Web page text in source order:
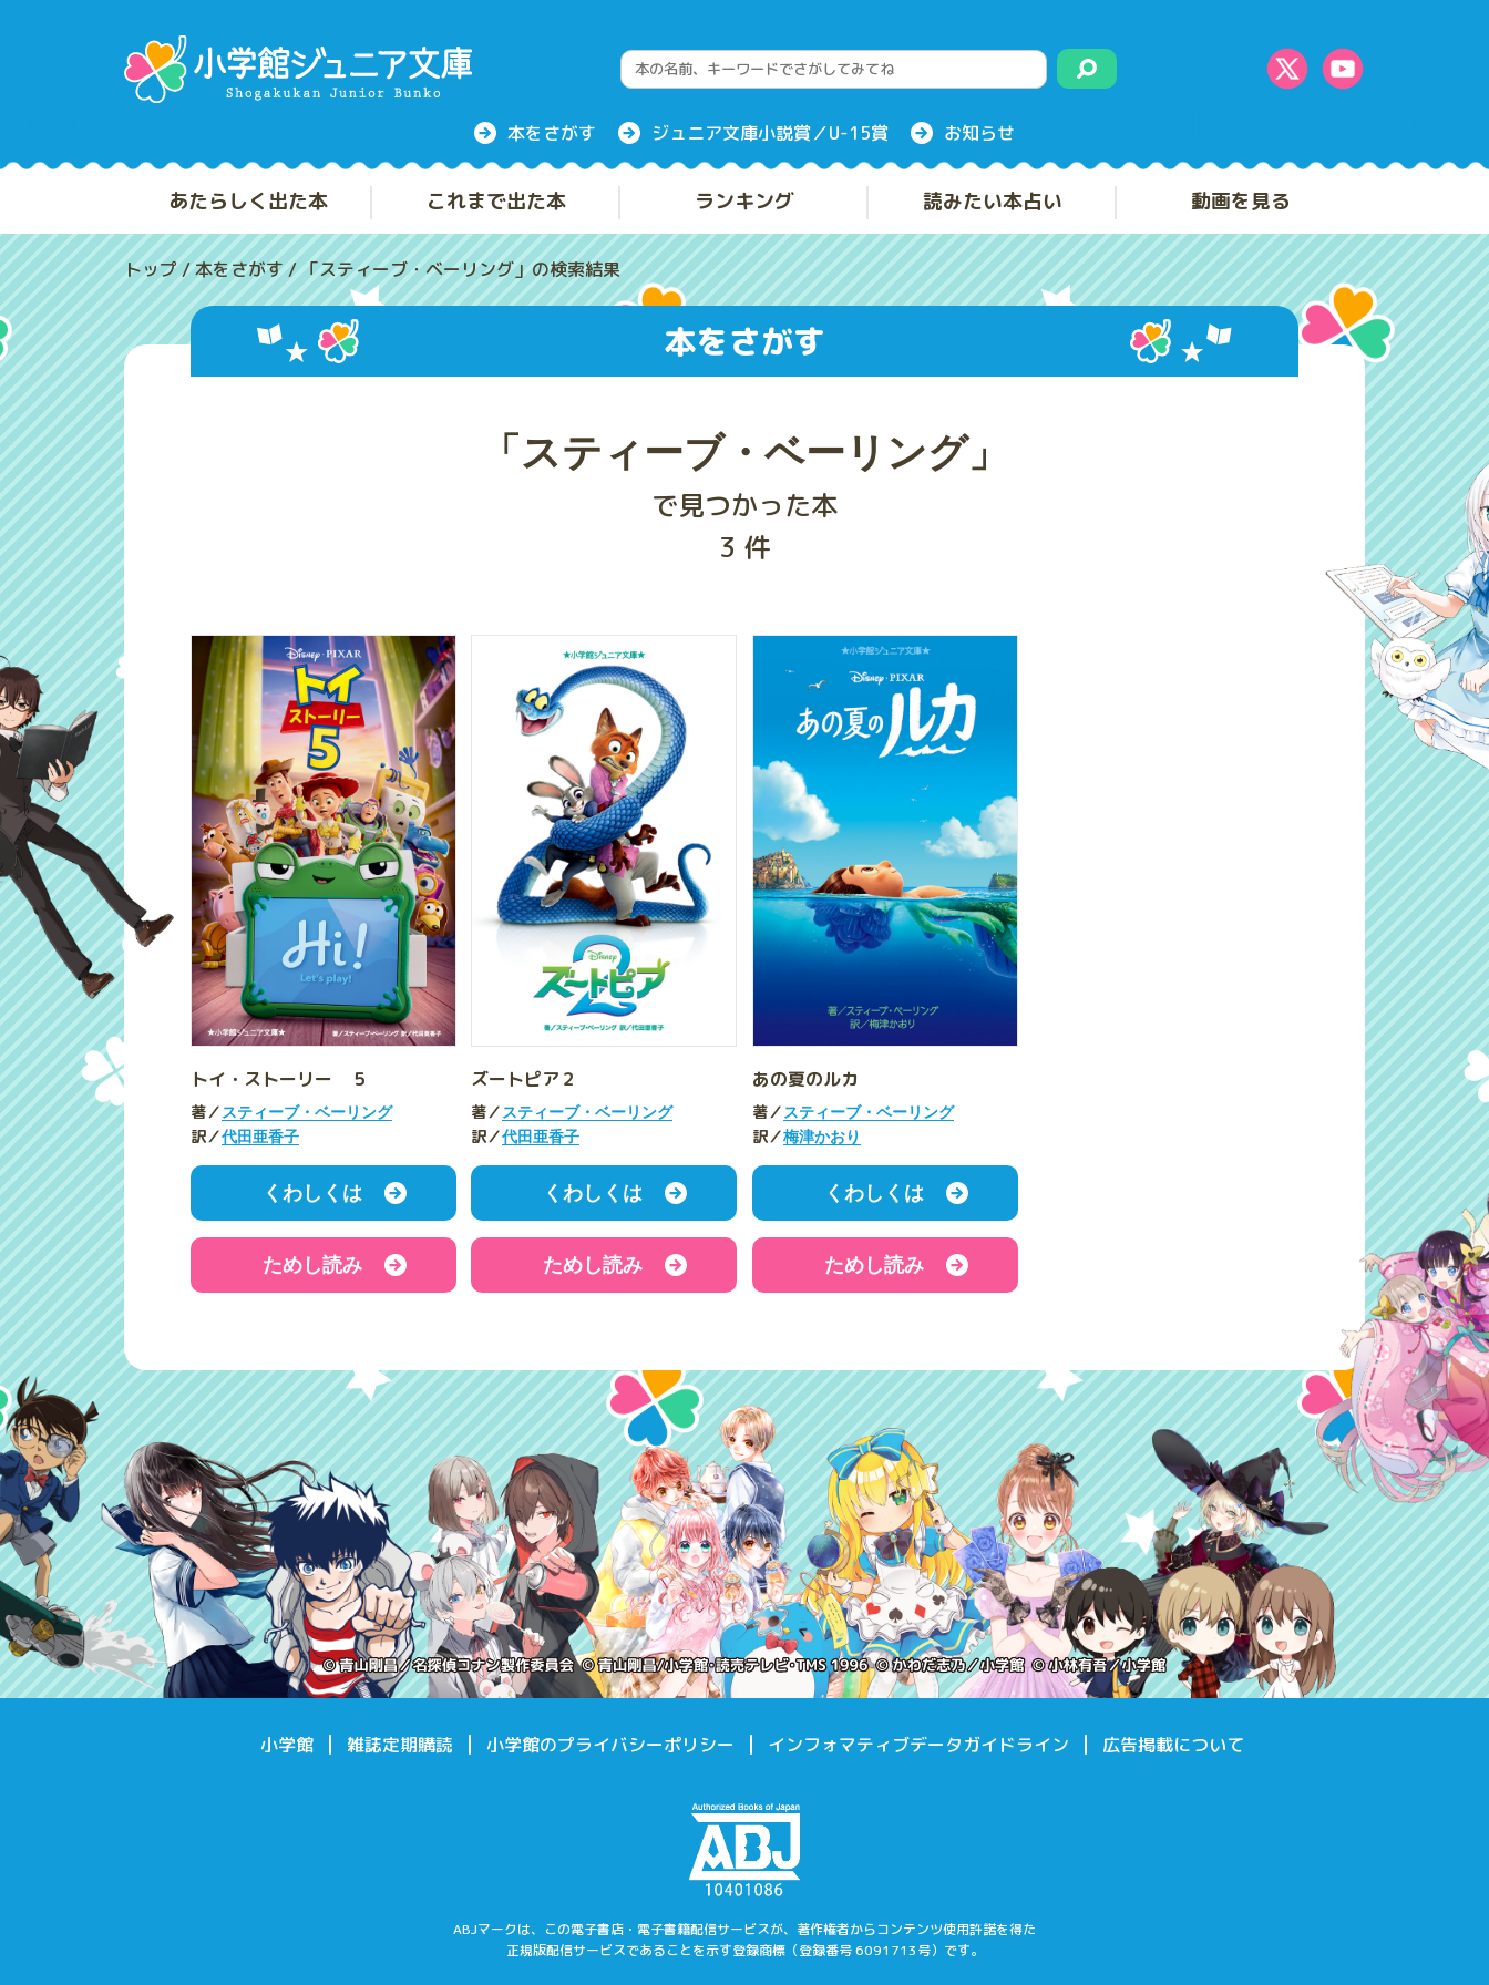
本をさがす ジュニア文庫小説賞／U-15賞 お知らせ
あたらしく出た本 これまで出た本 ランキング 読みたい本占い 動画を見る
トップ/本をさがす/「スティーブ・ベーリング」の検索結果
本をさがす
「スティーブ・ベーリング」
で見つかった本
3 件
トイ・ストーリー ５
著／ スティーブ・ベーリング
訳／代田亜香子
くわしくは
ためし読み
ズートピア２
著／ スティーブ・ベーリング
訳／代田亜香子
くわしくは
ためし読み
あの夏のルカ
著／ スティーブ・ベーリング
訳／梅津かおり
くわしくは
ためし読み
小学館 雑誌定期購読 小学館のプライバシーポリシー インフォマティブデータガイドライン 広告掲載について
ABJマークは、この電子書店・電子書籍配信サービスが、著作権者からコンテンツ使用許諾を得た
正規版配信サービスであることを示す登録商標（登録番号 6091713号）です。